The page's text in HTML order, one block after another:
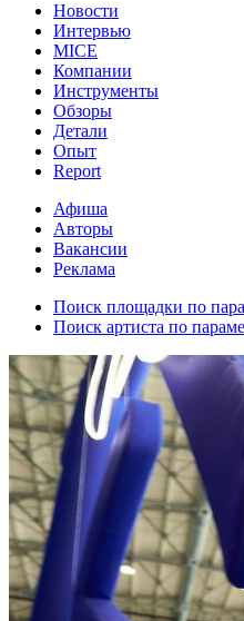
Новости
Интервью
MICE
Компании
Инструменты
Обзоры
Детали
Опыт
Report
Афиша
Авторы
Вакансии
Реклама
Поиск площадки по
Поиск артиста по